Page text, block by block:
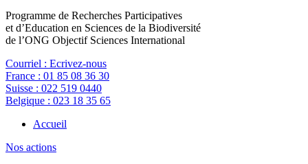
Programme de Recherches Participatives
et d’Education en Sciences de la Biodiversité
de l’ONG Objectif Sciences International
Courriel : Ecrivez-nous
France : 01 85 08 36 30
Suisse : 022 519 0440
Belgique : 023 18 35 65
Accueil
Nos actions